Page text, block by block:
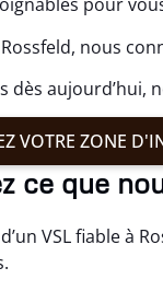
nous
dès aujourd’hui,
VOTRE ZONE
ce que
VSL fiable à